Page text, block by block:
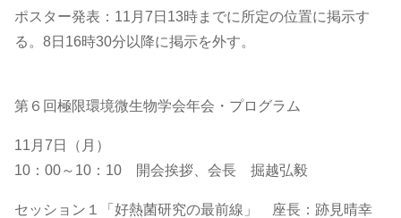
ポスター発表：11月7日13時までに所定の位置に掲示す
る。8日16時30分以降に掲示を外す。
第６回極限環境微生物学会年会・プログラム
11月7日（月）
10：00～10：10 開会挨拶、会長 掘越弘毅
セッション１「好熱菌研究の最前線」 座長：跡見晴幸